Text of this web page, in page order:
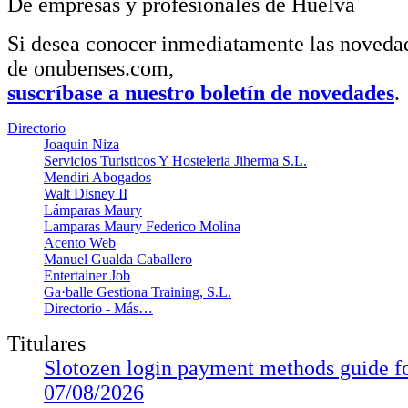
Si desea conocer inmediatamente las
de onubenses.com,
suscríbase a nuestro boletín de novedades.
Directorio
Joaquin Niza
Servicios Turisticos Y Hosteleria Jiherma S.L.
Mendiri Abogados
Walt Disney II
Lámparas Maury
Lamparas Maury Federico Molina
Acento Web
Manuel Gualda Caballero
Entertainer Job
Ga·balle Gestiona Training, S.L.
Directorio - Más…
Titulares
Slotozen login payment methods guide
07/08/2026